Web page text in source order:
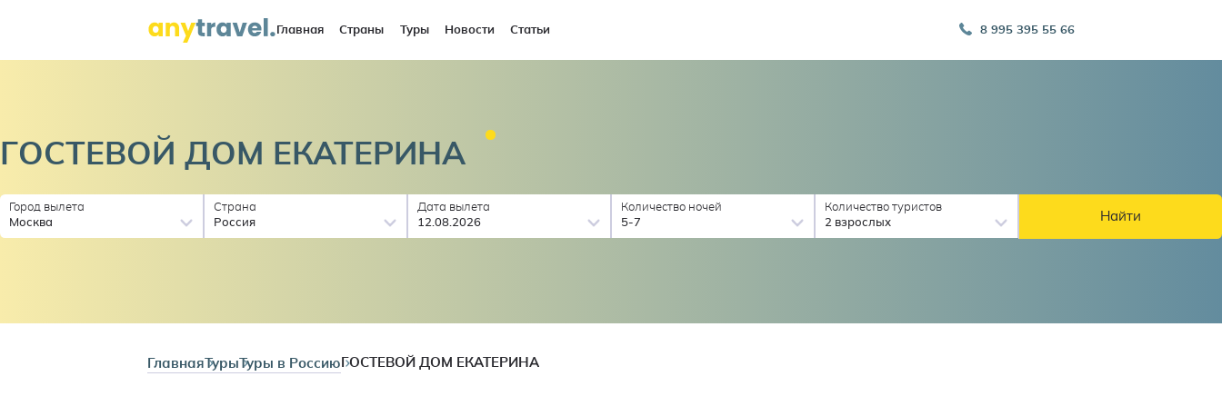
Главная Страны Туры Новости Статьи 8 995 395 55 66
ГОСТЕВОЙ ДОМ ЕКАТЕРИНА
Город вылета
Москва
Страна
Россия
Дата вылета
12.08.2026
Количество ночей
5-7
Количество туристов
2 взрослых
Найти
ГлавнаяТурыТуры в Россию ГОСТЕВОЙ ДОМ ЕКАТЕРИНА